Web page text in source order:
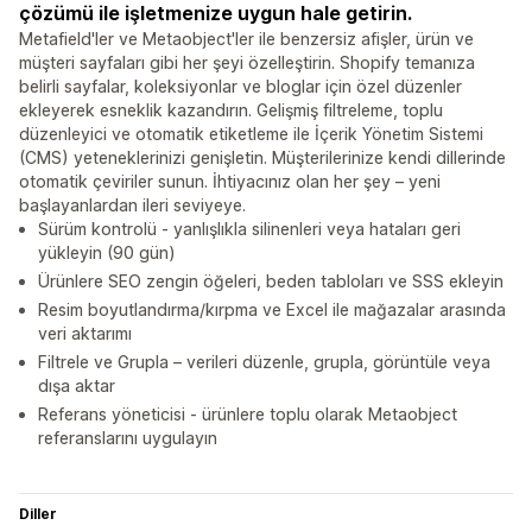
çözümü ile işletmenize uygun hale getirin.
Metafield'ler ve Metaobject'ler ile benzersiz afişler, ürün ve
müşteri sayfaları gibi her şeyi özelleştirin. Shopify temanıza
belirli sayfalar, koleksiyonlar ve bloglar için özel düzenler
ekleyerek esneklik kazandırın. Gelişmiş filtreleme, toplu
düzenleyici ve otomatik etiketleme ile İçerik Yönetim Sistemi
(CMS) yeteneklerinizi genişletin. Müşterilerinize kendi dillerinde
otomatik çeviriler sunun. İhtiyacınız olan her şey – yeni
başlayanlardan ileri seviyeye.
Sürüm kontrolü - yanlışlıkla silinenleri veya hataları geri
yükleyin (90 gün)
Ürünlere SEO zengin öğeleri, beden tabloları ve SSS ekleyin
Resim boyutlandırma/kırpma ve Excel ile mağazalar arasında
veri aktarımı
Filtrele ve Grupla – verileri düzenle, grupla, görüntüle veya
dışa aktar
Referans yöneticisi - ürünlere toplu olarak Metaobject
referanslarını uygulayın
Diller